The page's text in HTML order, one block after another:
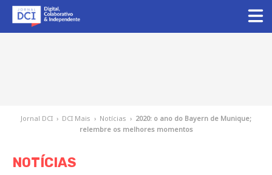
Jornal DCI › DCI Mais › Notícias › 2020: o ano do Bayern de Munique;
relembre os melhores momentos
NOTÍCIAS